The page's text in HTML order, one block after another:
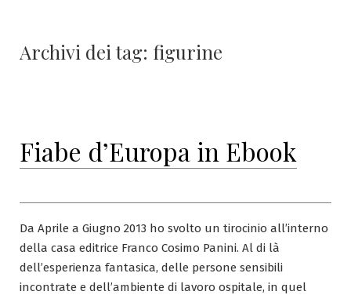
Archivi dei tag: figurine
Fiabe d’Europa in Ebook
Da Aprile a Giugno 2013 ho svolto un tirocinio all’interno
della casa editrice Franco Cosimo Panini. Al di là
dell’esperienza fantasica, delle persone sensibili
incontrate e dell’ambiente di lavoro ospitale, in quel